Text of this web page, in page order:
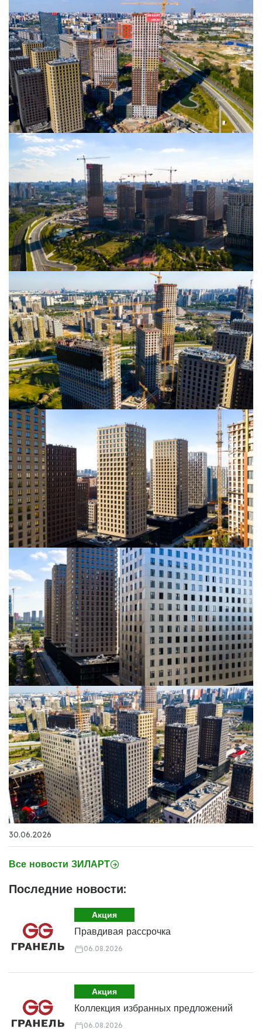
30.06.2026
Все новости ЗИЛАРТ
Последние новости:
Акция
Правдивая рассрочка
06.08.2026
Акция
Коллекция избранных предложений
06.08.2026